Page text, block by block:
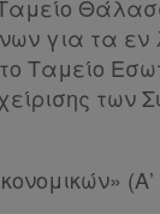
για τα
Ταμείο
των
(Α’